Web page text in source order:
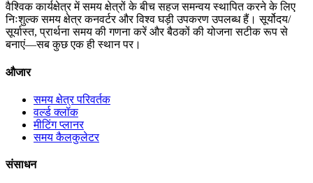
वैश्विक कार्यक्षेत्र में समय क्षेत्रों के बीच सहज समन्वय स्थापित करने के लिए
निःशुल्क समय क्षेत्र कनवर्टर और विश्व घड़ी उपकरण उपलब्ध हैं। सूर्योदय/
सूर्यास्त, प्रार्थना समय की गणना करें और बैठकों की योजना सटीक रूप से
बनाएं—सब कुछ एक ही स्थान पर।
औजार
समय क्षेत्र परिवर्तक
वर्ल्ड क्लॉक
मीटिंग प्लानर
समय कैलकुलेटर
संसाधन